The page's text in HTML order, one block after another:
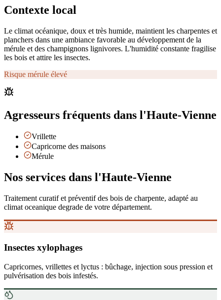
Contexte local
Le climat océanique, doux et très humide, maintient les charpentes et
planchers dans une ambiance favorable au développement de la
mérule et des champignons lignivores. L'humidité constante fragilise
les bois et attire les insectes.
Risque mérule élevé
Agresseurs fréquents dans l'Haute-Vienne
Vrillette
Capricorne des maisons
Mérule
Nos services dans l'Haute-Vienne
Traitement curatif et préventif des bois de charpente, adapté au
climat oceanique degrade de votre département.
Insectes xylophages
Capricornes, vrillettes et lyctus : bûchage, injection sous pression et
pulvérisation des bois infestés.